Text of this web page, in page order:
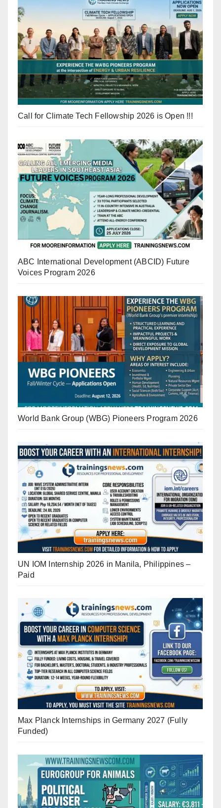
Call for Climate Tech Fellowship 2026 is Open !!!
ABC International Development (ABCID) Future
Voices Program 2026
World Bank Group (WBG) Pioneers Program 2026
UN IOM Internship 2026 in Manila, Philippines –
Paid
Max Planck Internships in Germany 2027 (Fully
Funded)